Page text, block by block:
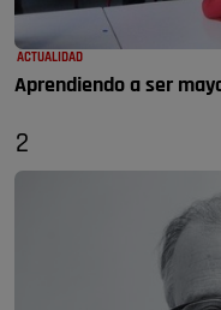
ACTUALIDAD
Aprendiendo a ser
2